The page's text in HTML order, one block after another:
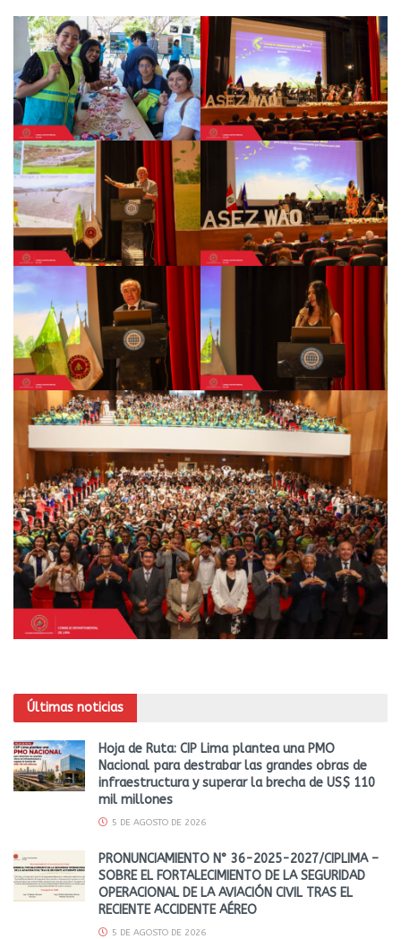
Últimas noticias
Hoja de Ruta: CIP Lima plantea una PMO
Nacional para destrabar las grandes obras de
infraestructura y superar la brecha de US$ 110
mil millones
5 DE AGOSTO DE 2026
PRONUNCIAMIENTO N° 36-2025-2027/CIPLIMA –
SOBRE EL FORTALECIMIENTO DE LA SEGURIDAD
OPERACIONAL DE LA AVIACIÓN CIVIL TRAS EL
RECIENTE ACCIDENTE AÉREO
5 DE AGOSTO DE 2026